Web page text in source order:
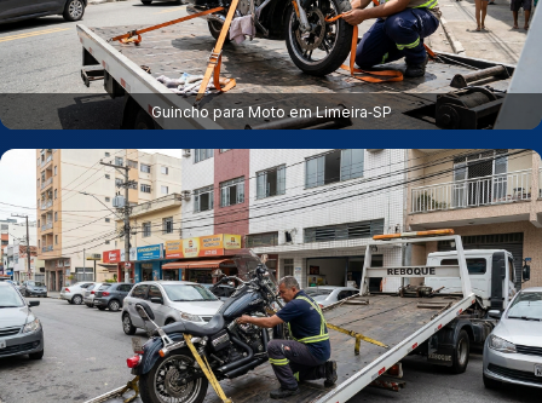
Guincho para Moto em Limeira‑SP